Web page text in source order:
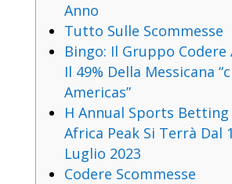
Anno
Tutto Sulle Scommesse
Bingo: Il Gruppo Codere
Il 49% Della Messicana
Americas”
H Annual Sports Betting
Africa Peak Si Terrà Dal
Luglio 2023
Codere Scommesse